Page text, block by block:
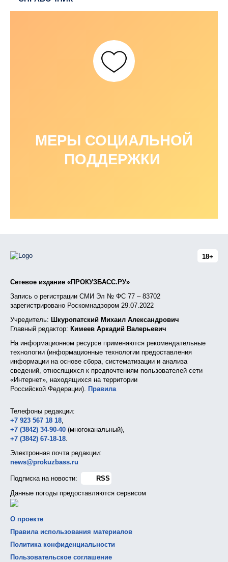
МЕРЫ СОЦИАЛЬНОЙ
ПОДДЕРЖКИ
18+
Сетевое издание «ПРОКУЗБАСС.РУ»
Запись о регистрации СМИ Эл № ФС 77 – 83702
зарегистрировано Роскомнадзором 29.07.2022
Учредитель: Шкуропатский Михаил Александрович
Главный редактор: Кимеев Аркадий Валерьевич
На информационном ресурсе применяются рекомендательные
технологии (информационные технологии предоставления
информации на основе сбора, систематизации и анализа
сведений, относящихся к предпочтениям пользователей сети
«Интернет», находящихся на территории
Российской Федерации). Правила
Телефоны редакции:
+7 923 567 18 18,
+7 (3842) 34-90-40 (многоканальный),
+7 (3842) 67-18-18.
Электронная почта редакции:
news@prokuzbass.ru
Подписка на новости:
RSS
Данные погоды предоставляются сервисом
О проекте
Правила использования материалов
Политика конфиденциальности
Пользовательское соглашение